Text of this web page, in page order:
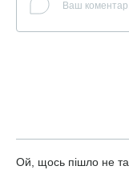
Ой, щось пішло не